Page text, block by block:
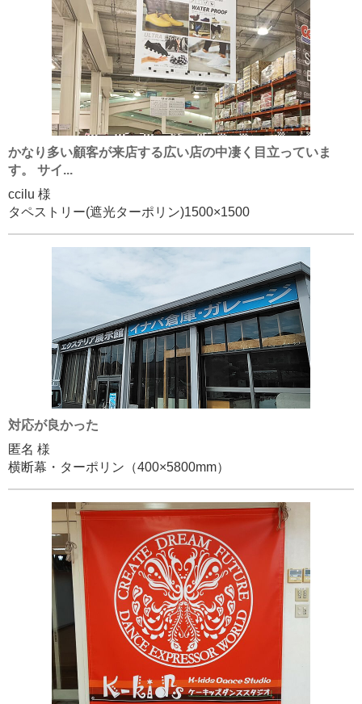
かなり多い顧客が来店する広い店の中凄く目立っていま
す。 サイ...
ccilu 様
タペストリー(遮光ターポリン)1500×1500
対応が良かった
匿名 様
横断幕・ターポリン（400×5800mm）